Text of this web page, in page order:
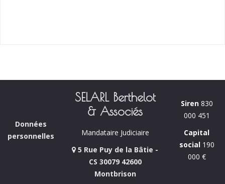
Données
personnelles
SELARL Berthelot
& Associés
Mandataire Judiciaire
5 Rue Puy de la Bâtie -
CS 30079 42600
Montbrison
Siren830
000 451
Capital
social190
000 €